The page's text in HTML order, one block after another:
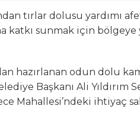
tırlar dolusu yardımı
katkı sunmak için
hazırlanan odun dolu
Başkanı Ali Yıldırım
Mahallesi’ndeki ihtiyaç